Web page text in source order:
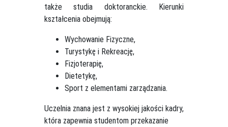
także studia doktoranckie. Kierunki
kształcenia obejmują:
Wychowanie Fizyczne,
Turystykę i Rekreację,
Fizjoterapię,
Dietetykę,
Sport z elementami zarządzania.
Uczelnia znana jest z wysokiej jakości kadry,
która zapewnia studentom przekazanie